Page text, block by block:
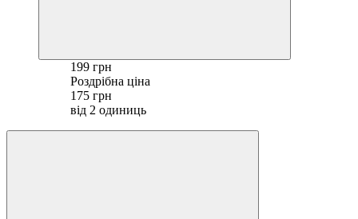
199 грн
Роздрібна ціна
175 грн
від 2 одиниць